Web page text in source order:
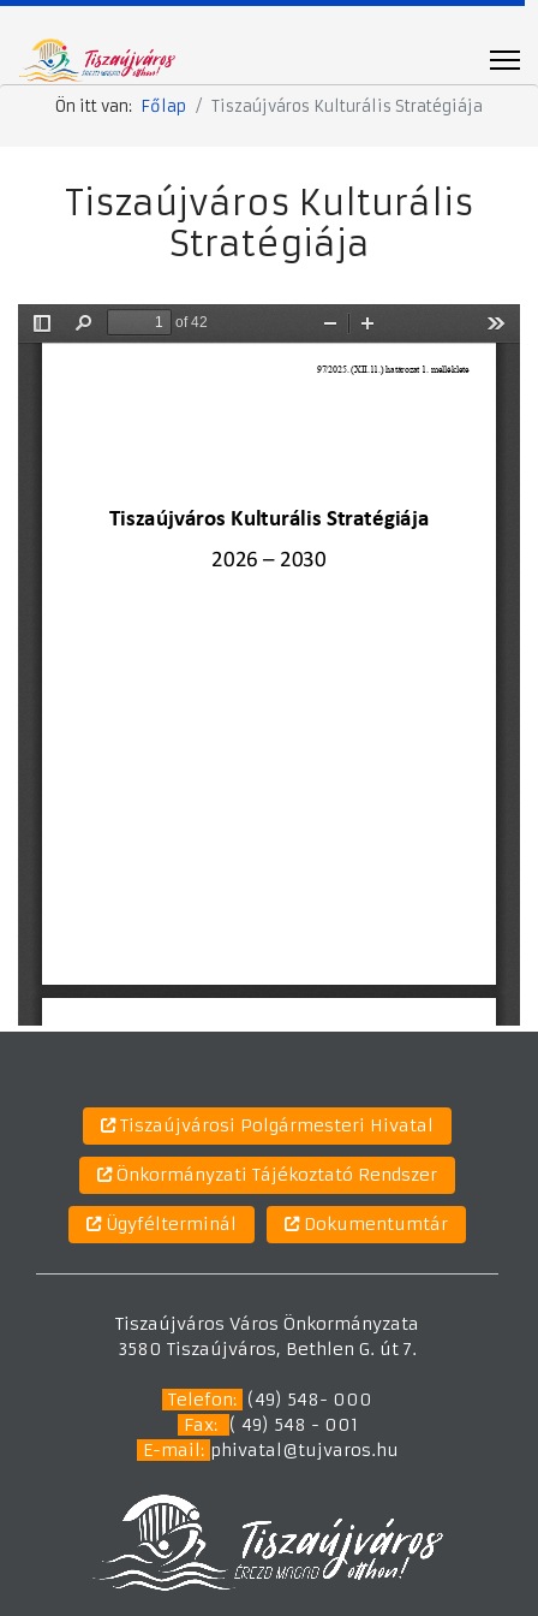
Ön itt van: Főlap Tiszaújváros Kulturális Stratégiája
Tiszaújváros Kulturális
Stratégiája
Tiszaújvárosi Polgármesteri Hivatal
Önkormányzati Tájékoztató Rendszer
Ügyfélterminál Dokumentumtár
Tiszaújváros Város Önkormányzata
3580 Tiszaújváros, Bethlen G. út 7.
Telefon: (49) 548- 000
Fax: ( 49) 548 - 001
E-mail: phivatal@tujvaros.hu